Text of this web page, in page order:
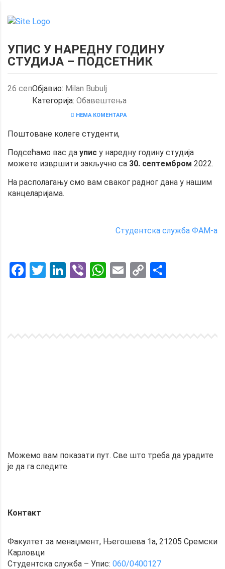
УПИС У НАРЕДНУ ГОДИНУ
СТУДИЈА – ПОДСЕТНИК
26 сепОбјавио: Milan Bubulj
Категорија: Обавештења
НЕМА КОМЕНТАРА
Поштоване колеге студенти,
Подсећамо вас да упис у наредну годину студија
можете извршити закључно са 30. септембром 2022.
На располагању смо вам сваког радног дана у нашим
канцеларијама.
Студентска служба ФАМ-а
Facebook
Twitter
LinkedIn
ViberWhatsApp
Email
Copy
Можемо вам показати пут. Све што треба да урадите
је да га следите.
Контакт
Факултет за менаџмент, Његошева 1а, 21205 Сремски
Карловци
Студентска служба – Упис: 060/0400127